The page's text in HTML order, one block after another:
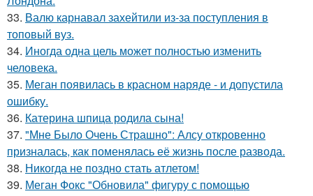
33. Валю карнавал захейтили из-за поступления в
топовый вуз.
34. Иногда одна цель может полностью изменить
человека.
35. Меган появилась в красном наряде - и допустила
ошибку.
36. Катерина шпица родила сына!
37. "Мне Было Очень Страшно": Алсу откровенно
призналась, как поменялась её жизнь после развода.
38. Никогда не поздно стать атлетом!
39. Меган Фокс "Обновила" фигуру с помощью